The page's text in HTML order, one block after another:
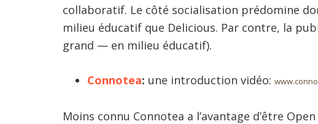
collaboratif. Le côté socialisation prédomine
milieu éducatif que Delicious. Par contre, la
grand — en milieu éducatif).
Connotea: une introduction vidéo:
Moins connu Connotea a l’avantage d’être